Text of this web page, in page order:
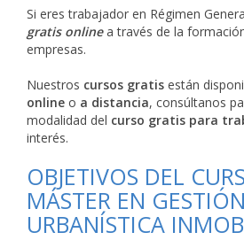
Si eres trabajador en Régimen
gratis onlinea través de la
empresas.
Nuestros cursos gratis están
online o a distancia, consúltanos
modalidad del curso gratis para
interés.
OBJETIVOS DEL
MÁSTER EN GESTIÓN
URBANÍSTICA